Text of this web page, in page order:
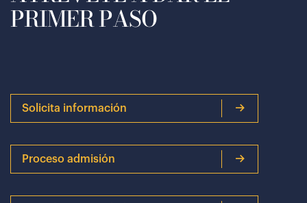
PRIMER PASO
Solicita información
Proceso admisión